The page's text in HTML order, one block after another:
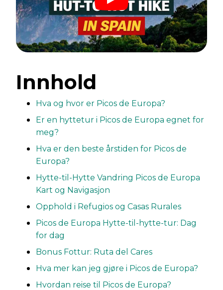
Innhold
Hva og hvor er Picos de Europa?
Er en hyttetur i Picos de Europa egnet for
meg?
Hva er den beste årstiden for Picos de
Europa?
Hytte-til-Hytte Vandring Picos de Europa
Kart og Navigasjon
Opphold i Refugios og Casas Rurales
Picos de Europa Hytte-til-hytte-tur: Dag
for dag
Bonus Fottur: Ruta del Cares
Hva mer kan jeg gjøre i Picos de Europa?
Hvordan reise til Picos de Europa?